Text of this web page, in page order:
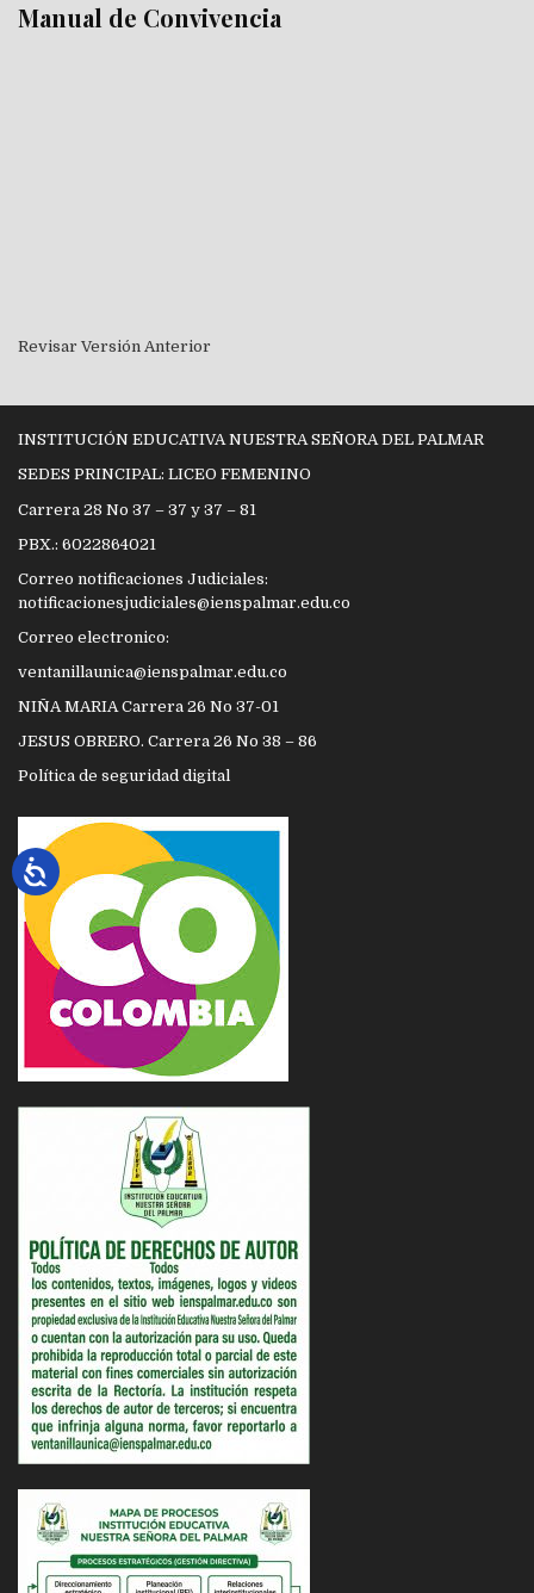
Manual de Convivencia
Revisar Versión Anterior
INSTITUCIÓN EDUCATIVA NUESTRA SEÑORA DEL PALMAR
SEDES PRINCIPAL: LICEO FEMENINO
Carrera 28 No 37 – 37 y 37 – 81
PBX.: 6022864021
Correo notificaciones Judiciales:
notificacionesjudiciales@ienspalmar.edu.co
Correo electronico:
ventanillaunica@ienspalmar.edu.co
NIÑA MARIA Carrera 26 No 37-01
JESUS OBRERO. Carrera 26 No 38 – 86
Política de seguridad digital